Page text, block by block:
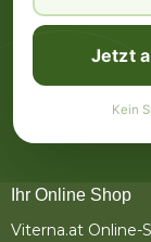
Jetzt
Kein
Ihr Online Shop
Viterna.at Online-